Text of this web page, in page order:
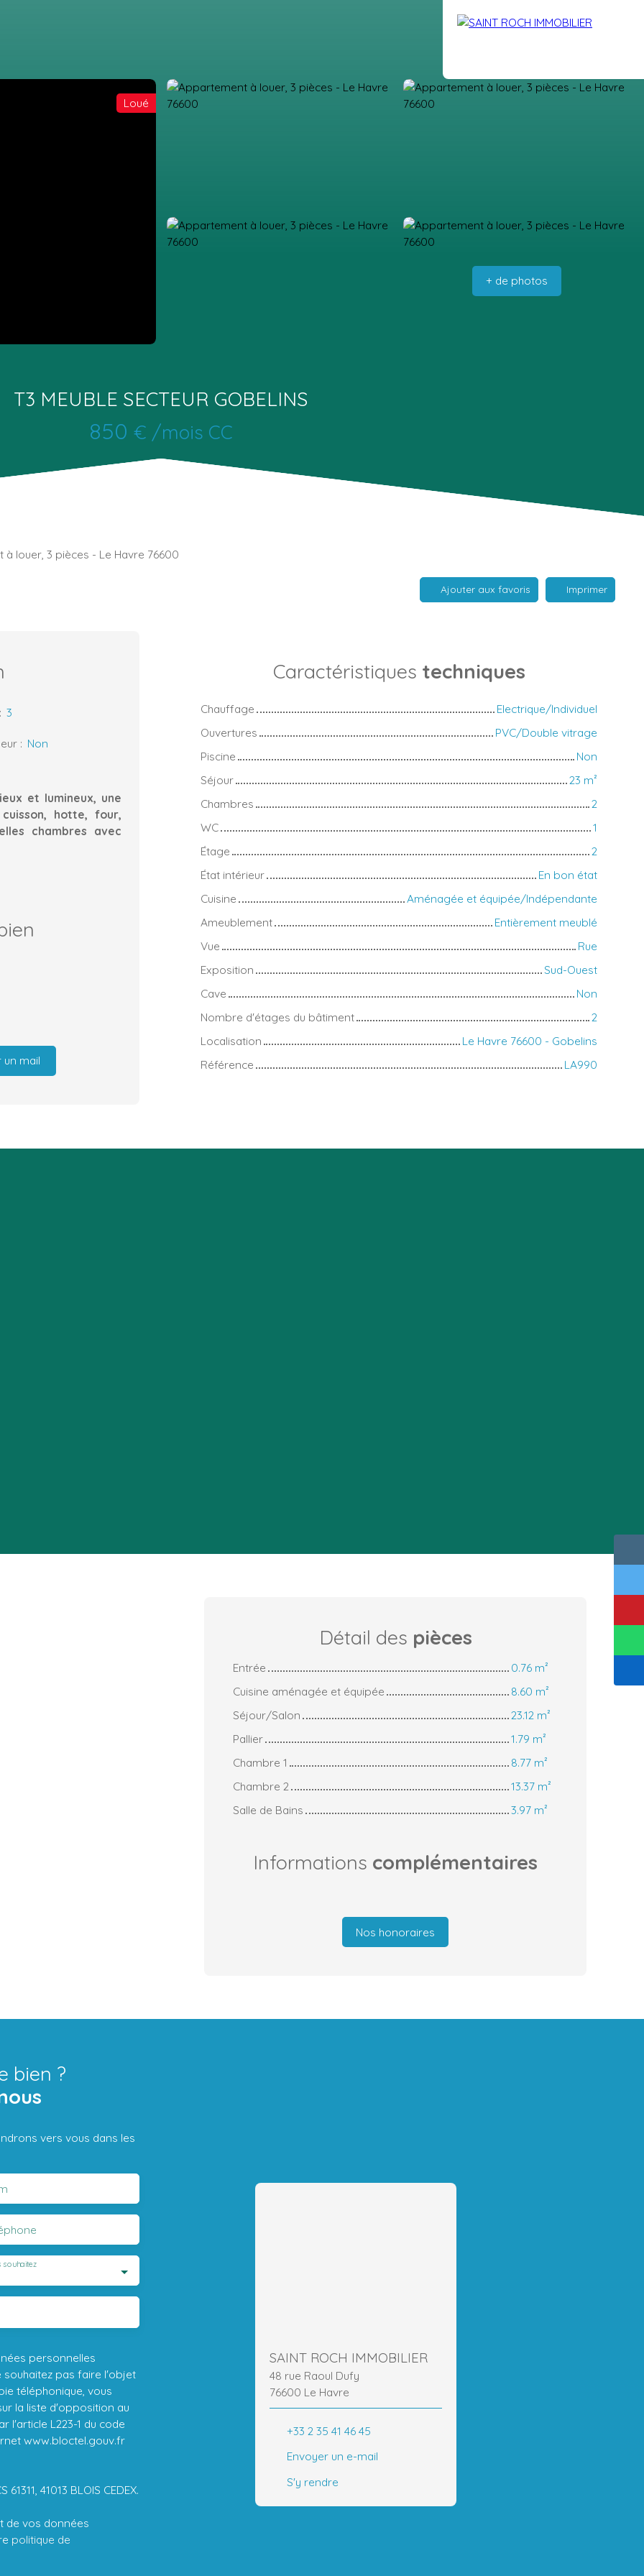
Loué
+ de photos
T3 MEUBLE SECTEUR GOBELINS
850 € /mois CC
louer, 3 pièces - Le Havre 76600
Ajouter aux favoris Imprimer
3
: Non
et lumineux, une
hotte, four,
chambres avec
un mail
Caractéristiques techniques
Chauffage
Electrique/Individuel
Ouvertures
PVC/Double vitrage
Piscine
Non
Séjour
23 m²
Chambres
2
WC
1
Étage
2
État intérieur
En bon état
Cuisine
Aménagée et équipée/Indépendante
Ameublement
Entièrement meublé
Vue
Rue
Exposition
Sud-Ouest
Cave
Non
Nombre d'étages du bâtiment
2
Localisation
Le Havre 76600 - Gobelins
Référence
LA990
Détail des pièces
Entrée
0.76 m²
Cuisine aménagée et équipée
8.60 m²
Séjour/Salon
23.12 m²
Pallier
1.79 m²
Chambre 1
8.77 m²
Chambre 2
13.37 m²
Salle de Bains
3.97 m²
Informations complémentaires
Nos honoraires
bien ?
vers vous dans les
souhaitez
personnelles
souhaitez pas faire l'objet
téléphonique, vous
la liste d'opposition au
l'article L223-1 du code
www.bloctel.gouv.fr
41013 BLOIS CEDEX.
de vos données
politique de
SAINT ROCH IMMOBILIER
48 rue Raoul Dufy
76600 Le Havre
+33 2 35 41 46 45
Envoyer un e-mail
S'y rendre